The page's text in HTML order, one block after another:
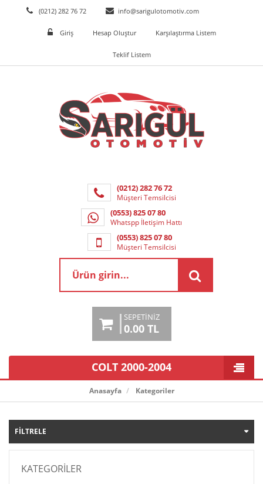
(0212) 282 76 72 info@sarigulotomotiv.com
Giriş Hesap Oluştur Karşılaştırma Listem
Teklif Listem
(0212) 282 76 72
Müşteri Temsilcisi
(0553) 825 07 80
Whatspp İletişim Hattı
(0553) 825 07 80
Müşteri Temsilcisi
SEPETINIZ
0.00 TL
COLT 2000-2004
Anasayfa Kategoriler
FILTRELE
KATEGORILER